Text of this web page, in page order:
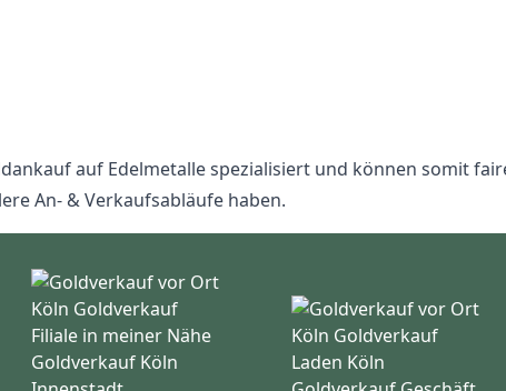
auf Edelmetalle spezialisiert und können somit
An- & Verkaufsabläufe haben.